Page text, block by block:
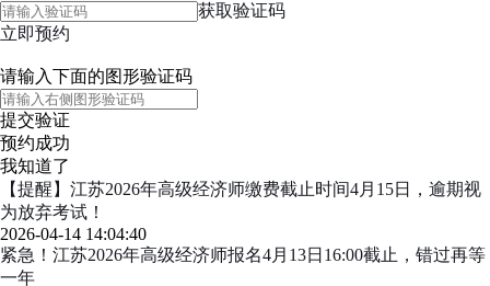
获取验证码
立即预约
请输入下面的图形验证码
提交验证
预约成功
我知道了
【提醒】江苏2026年高级经济师缴费截止时间4月15日，逾期视
为放弃考试！
2026-04-14 14:04:40
紧急！江苏2026年高级经济师报名4月13日16:00截止，错过再等
一年